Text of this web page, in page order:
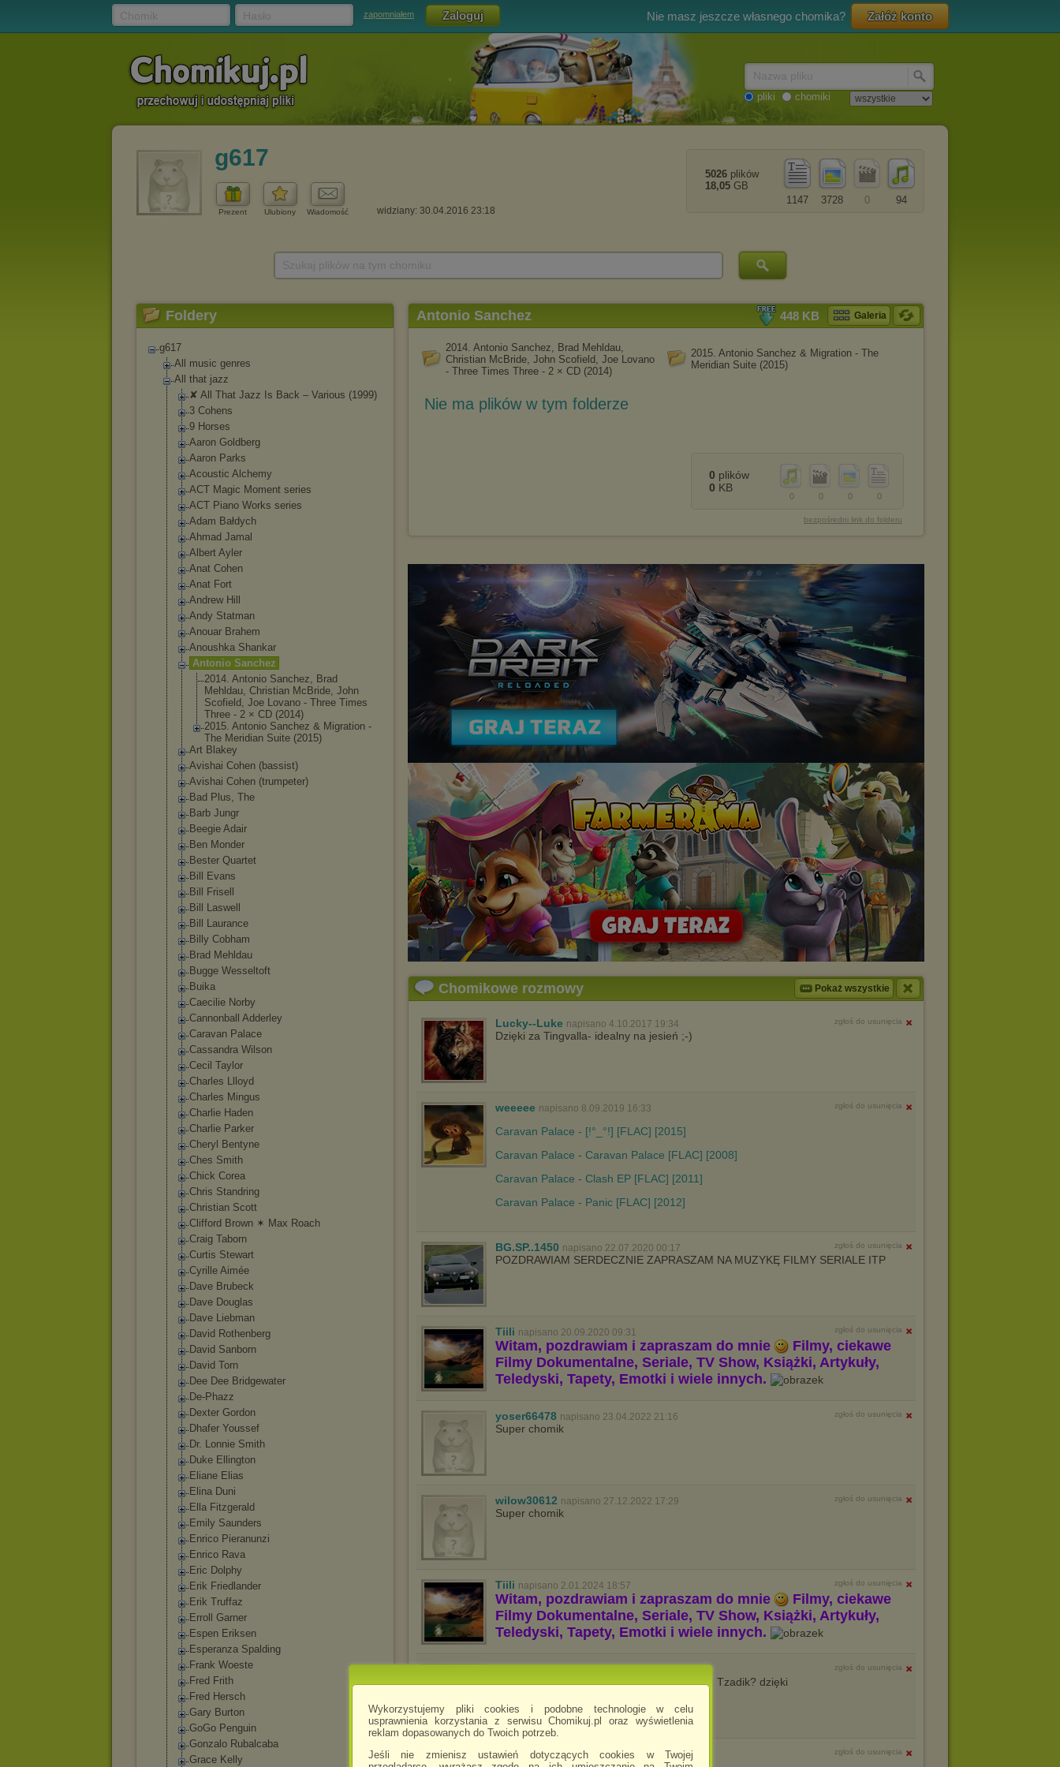
Wykorzystujemy pliki cookies i podobne technologie w celu
usprawnienia korzystania z serwisu Chomikuj.pl oraz wyświetlenia
reklam dopasowanych do Twoich potrzeb.
Jeśli nie zmienisz ustawień dotyczących cookies w Twojej
zapomniałem Nie masz jeszcze własnego chomika? Załóż konto
pliki chomiki
g617
Prezent Ulubiony Wiadomość widziany: 30.04.2016 23:18
94
0
3728
1147
5026 plików
18,05 GB
Foldery
g617
All music genres
All that jazz
✘ All That Jazz Is Back ‎– Various (1999)
3 Cohens
9 Horses
Aaron Goldberg
Aaron Parks
Acoustic Alchemy
ACT Magic Moment series
ACT Piano Works series
Adam Bałdych
Ahmad Jamal
Albert Ayler
Anat Cohen
Anat Fort
Andrew Hill
Andy Statman
Anouar Brahem
Anoushka Shankar
Antonio Sanchez
2014. Antonio Sanchez, Brad
Mehldau, Christian McBride, John
Scofield, Joe Lovano - Three Times
Three - 2 × CD (2014)
2015. Antonio Sanchez & Migration -
The Meridian Suite (2015)
Art Blakey
Avishai Cohen (bassist)
Avishai Cohen (trumpeter)
Bad Plus, The
Barb Jungr
Beegie Adair
Ben Monder
Bester Quartet
Bill Evans
Bill Frisell
Bill Laswell
Bill Laurance
Billy Cobham
Brad Mehldau
Bugge Wesseltoft
Buika
Caecilie Norby
Cannonball Adderley
Caravan Palace
Cassandra Wilson
Cecil Taylor
Charles Llloyd
Charles Mingus
Charlie Haden
Charlie Parker
Cheryl Bentyne
Ches Smith
Chick Corea
Chris Standring
Christian Scott
Clifford Brown ✶ Max Roach
Craig Taborn
Curtis Stewart
Cyrille Aimée
Dave Brubeck
Dave Douglas
Dave Liebman
David Rothenberg
David Sanborn
David Torn
Dee Dee Bridgewater
De-Phazz
Dexter Gordon
Dhafer Youssef
Dr. Lonnie Smith
Duke Ellington
Eliane Elias
Elina Duni
Ella Fitzgerald
Emily Saunders
Enrico Pieranunzi
Enrico Rava
Eric Dolphy
Erik Friedlander
Erik Truffaz
Erroll Garner
Espen Eriksen
Esperanza Spalding
Frank Woeste
Fred Frith
Fred Hersch
Gary Burton
GoGo Penguin
Gonzalo Rubalcaba
Grace Kelly
Antonio Sanchez 448 KB Galeria
2014. Antonio Sanchez, Brad Mehldau,
Christian McBride, John Scofield, Joe Lovano
- Three Times Three - 2 × CD (2014)
2015. Antonio Sanchez & Migration - The
Meridian Suite (2015)
Nie ma plików w tym folderze
0
0
0
0
0 plików
0 KB
bezpośredni link do folderu
Chomikowe rozmowy Pokaż wszystkie
Lucky--Luke napisano 4.10.2017 19:34 zgłoś do usunięcia
Dzięki za Tingvalla- idealny na jesień ;-)
weeeee napisano 8.09.2019 16:33 zgłoś do usunięcia
Caravan Palace - [!°_°!] [FLAC] [2015]
Caravan Palace - Caravan Palace [FLAC] [2008]
Caravan Palace - Clash EP [FLAC] [2011]
Caravan Palace - Panic [FLAC] [2012]
BG.SP..1450 napisano 22.07.2020 00:17 zgłoś do usunięcia
POZDRAWIAM SERDECZNIE ZAPRASZAM NA MUZYKĘ FILMY SERIALE ITP
Tiili napisano 20.09.2020 09:31 zgłoś do usunięcia
Witam, pozdrawiam i zapraszam do mnie
Filmy, ciekawe
Filmy Dokumentalne, Seriale, TV Show, Książki, Artykuły,
Teledyski, Tapety, Emotki i wiele innych.
yoser66478 napisano 23.04.2022 21:16 zgłoś do usunięcia
Super chomik
wilow30612 napisano 27.12.2022 17:29 zgłoś do usunięcia
Super chomik
Tiili napisano 2.01.2024 18:57 zgłoś do usunięcia
Witam, pozdrawiam i zapraszam do mnie
Filmy, ciekawe
Filmy Dokumentalne, Seriale, TV Show, Książki, Artykuły,
Teledyski, Tapety, Emotki i wiele innych.
zgłoś do usunięcia
cześć, masz może pliki flac do tych rzeczy z Tzadik? dzięki
KevinPL7705 napisano 29.12.2024 17:16 zgłoś do usunięcia